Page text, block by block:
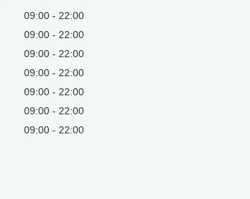
09:00
22:00
09:00
22:00
09:00
22:00
09:00
22:00
09:00
22:00
09:00
22:00
09:00 22:00